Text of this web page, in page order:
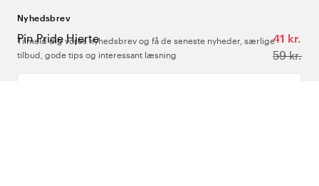
Pin Pride Hjerte
41 kr.
59 kr.
Nyhedsbrev
Tilmeld dig vores nyhedsbrev og få de seneste nyheder, særlige
tilbud, gode tips og interessant læsning
Indtast din e-mailadresse